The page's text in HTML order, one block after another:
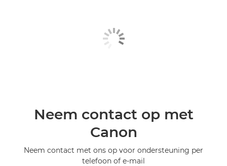
Neem contact op met
Canon
Neem contact met ons op voor ondersteuning per
telefoon of e-mail